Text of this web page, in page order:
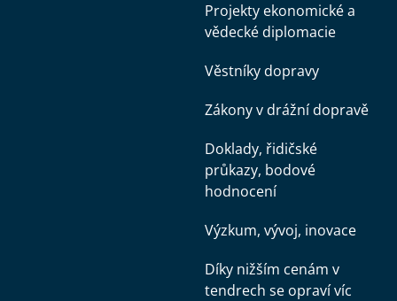
Projekty ekonomické a
vědecké diplomacie
Věstníky dopravy
Zákony v drážní dopravě
Doklady, řidičské
průkazy, bodové
hodnocení
Výzkum, vývoj, inovace
Díky nižším cenám v
tendrech se opraví víc